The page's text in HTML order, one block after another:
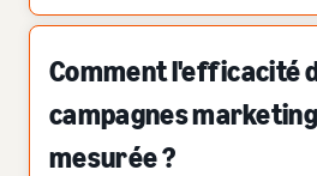
Comment l'efficacité
campagnes
mesurée ?